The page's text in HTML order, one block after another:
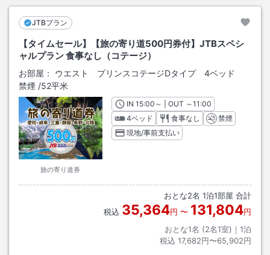
JTBプラン
【タイムセール】【旅の寄り道500円券付】JTBスペシ
ャルプラン 食事なし（コテージ）
お部屋：
ウエスト プリンスコテージDタイプ 4ベッド
禁煙 /52平米
旅の寄り道券
INチェックイン
15:00 ～ | OUT チェックアウト
～11:00
4ベッド
食事なし
禁煙
現地/事前支払い
おとな2名 1泊1部屋 合計
税込 35,364円 〜 131,804円
おとな1名 (2名1室)｜ 1泊
税込 17,682円〜65,902円